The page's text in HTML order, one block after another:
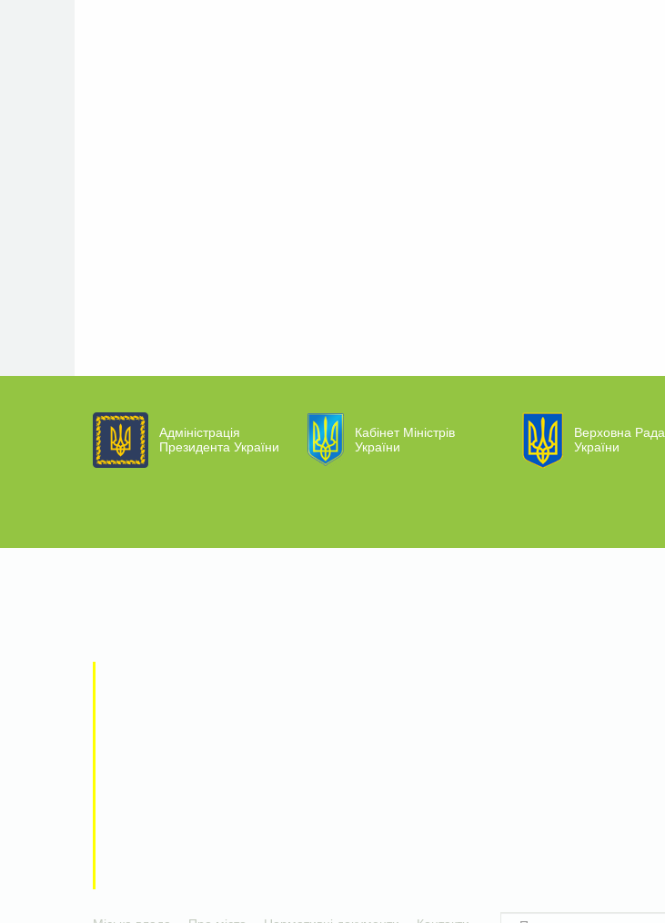
Адміністрація
Президента України
Кабінет Міністрів
України
Верховна Рада
України